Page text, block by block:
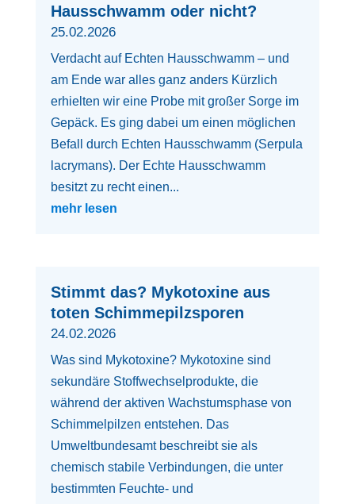
Hausschwamm oder nicht?
25.02.2026
Verdacht auf Echten Hausschwamm – und
am Ende war alles ganz anders Kürzlich
erhielten wir eine Probe mit großer Sorge im
Gepäck. Es ging dabei um einen möglichen
Befall durch Echten Hausschwamm (Serpula
lacrymans). Der Echte Hausschwamm
besitzt zu recht einen...
mehr lesen
Stimmt das? Mykotoxine aus
toten Schimmepilzsporen
24.02.2026
Was sind Mykotoxine? Mykotoxine sind
sekundäre Stoffwechselprodukte, die
während der aktiven Wachstumsphase von
Schimmelpilzen entstehen. Das
Umweltbundesamt beschreibt sie als
chemisch stabile Verbindungen, die unter
bestimmten Feuchte- und